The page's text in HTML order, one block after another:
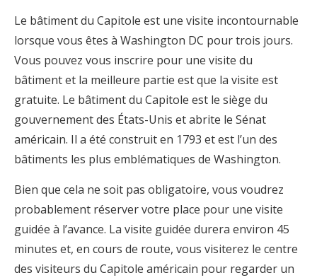
Le bâtiment du Capitole est une visite incontournable
lorsque vous êtes à Washington DC pour trois jours.
Vous pouvez vous inscrire pour une visite du
bâtiment et la meilleure partie est que la visite est
gratuite. Le bâtiment du Capitole est le siège du
gouvernement des États-Unis et abrite le Sénat
américain. Il a été construit en 1793 et est l’un des
bâtiments les plus emblématiques de Washington.
Bien que cela ne soit pas obligatoire, vous voudrez
probablement réserver votre place pour une visite
guidée à l’avance. La visite guidée durera environ 45
minutes et, en cours de route, vous visiterez le centre
des visiteurs du Capitole américain pour regarder un